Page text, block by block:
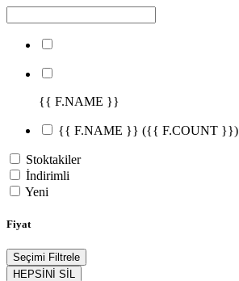
{{ F.NAME }}
{{ F.NAME }} ({{ F.COUNT }})
Stoktakiler
İndirimli
Yeni
Fiyat
Seçimi Filtrele
HEPSİNİ SİL